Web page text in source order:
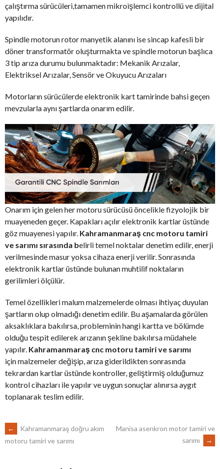
çalıştırma sürücüleri,tamamen mikroişlemci kontrollü ve dijital
yapılıdır.
Spindle motorun rotor manyetik alanını ise sincap kafesli bir
döner transformatör oluşturmakta ve spindle motorun başlıca
3 tip arıza durumu bulunmaktadır: Mekanik Arızalar,
Elektriksel Arızalar, Sensör ve Okuyucu Arızaları
Motorların sürücülerde elektronik kart tamirinde bahsi geçen
mevzularla aynı şartlarda onarım edilir.
Onarım için gelen her motoru sürücüsü öncelikle fizyolojik bir
muayeneden geçer. Kapakları açılır elektronik kartlar üstünde
göz muayenesi yapılır. Kahramanmaraş cnc motoru tamiri
ve sarımı sırasında belirli temel noktalar denetim edilir, enerji
verilmesinde masur yoksa cihaza enerji verilir. Sonrasında
elektronik kartlar üstünde bulunan muhtilif noktaların
gerilimleri ölçülür.
Temel özellikleri malum malzemelerde olması ihtiyaç duyulan
şartların olup olmadığı denetim edilir. Bu aşamalarda görülen
aksaklıklara bakılırsa, probleminin hangi kartta ve bölümde
olduğu tespit edilerek arızanın şekline bakılırsa müdahele
yapılır. Kahramanmaraş cnc motoru tamiri ve sarımı
için malzemeler değişip, arıza giderildikten sonrasında
tekrardan kartlar üstünde kontroller, geliştirmiş olduğumuz
kontrol cihazları ile yapılır ve uygun sonuçlar alınırsa aygıt
toplanarak teslim edilir.
POST
NAVIGATION
←
Kahramanmaraş doğru akım
motoru tamiri ve sarımı
Manisa asenkron motor tamiri ve
sarımı
→